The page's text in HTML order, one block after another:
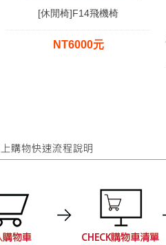
[休閒椅]F14飛機椅
NT6000元